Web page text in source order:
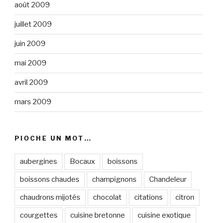
août 2009
juillet 2009
juin 2009
mai 2009
avril 2009
mars 2009
PIOCHE UN MOT…
aubergines Bocaux boissons
boissons chaudes champignons Chandeleur
chaudrons mijotés chocolat citations citron
courgettes cuisine bretonne cuisine exotique